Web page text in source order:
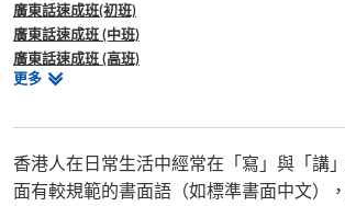
廣東話速成班(初班)
廣東話速成班 (中班)
廣東話速成班 (高班)
粵語知識
網上廣東話速成班(中班)
更多相
香港人在日常生活中經常在「寫」與「講
面有較規範的書面語（如標準書面中文）